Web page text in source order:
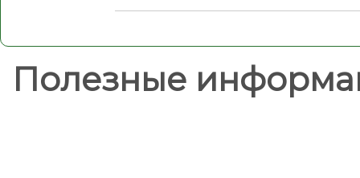
Полезные